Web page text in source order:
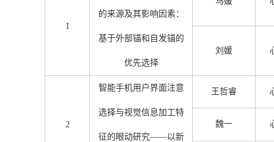
1
的来源及其影响因素：
基于外部锚和自发锚的
优先选择
刘媛
2
智能手机用户界面注意
选择与视觉信息加工特
征的眼动研究——以新
王哲睿
魏一